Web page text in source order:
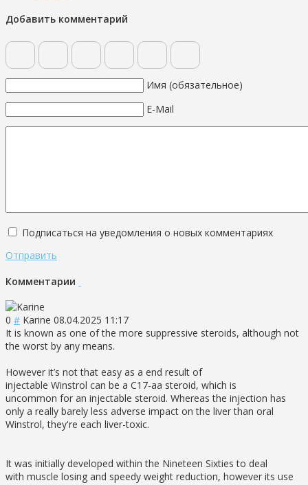
Добавить комментарий
Имя (обязательное)
E-Mail
Подписаться на уведомления о новых комментариях
Отправить
Комментарии
0 # Karine 08.04.2025 11:17
It is known as one of the more suppressive steroids, although not
the worst by any means.
However it’s not that easy as a end result of
injectable Winstrol can be a C17-aa steroid, which is
uncommon for an injectable steroid. Whereas the injection has
only a really barely less adverse impact on the liver than oral
Winstrol, they're each liver-toxic.
It was initially developed within the Nineteen Sixties to deal
with muscle losing and speedy weight reduction, however its use